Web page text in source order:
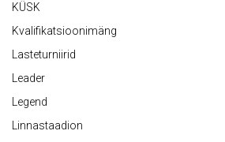
KÜSK
Kvalifikatsioonimäng
Lasteturniirid
Leader
Legend
Linnastaadion